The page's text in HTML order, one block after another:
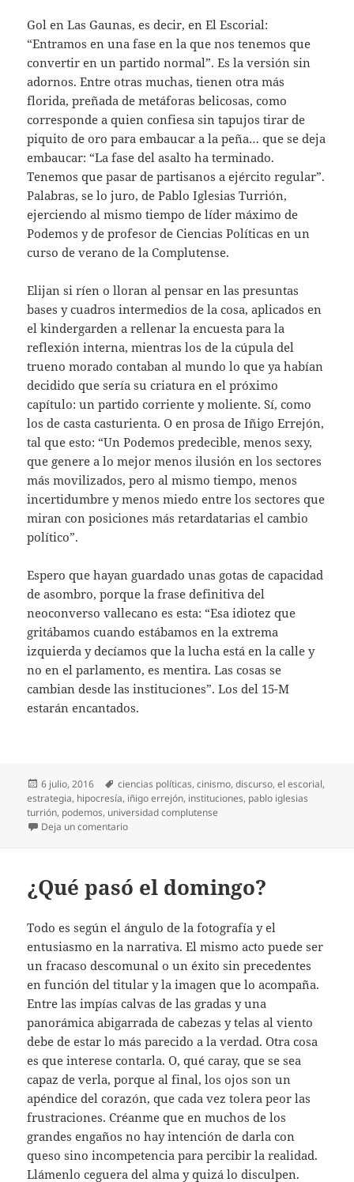
Gol en Las Gaunas, es decir, en El Escorial:
“Entramos en una fase en la que nos tenemos que
convertir en un partido normal”. Es la versión sin
adornos. Entre otras muchas, tienen otra más
florida, preñada de metáforas belicosas, como
corresponde a quien confiesa sin tapujos tirar de
piquito de oro para embaucar a la peña… que se deja
embaucar: “La fase del asalto ha terminado.
Tenemos que pasar de partisanos a ejército regular”.
Palabras, se lo juro, de Pablo Iglesias Turrión,
ejerciendo al mismo tiempo de líder máximo de
Podemos y de profesor de Ciencias Políticas en un
curso de verano de la Complutense.
Elijan si ríen o lloran al pensar en las presuntas
bases y cuadros intermedios de la cosa, aplicados en
el kindergarden a rellenar la encuesta para la
reflexión interna, mientras los de la cúpula del
trueno morado contaban al mundo lo que ya habían
decidido que sería su criatura en el próximo
capítulo: un partido corriente y moliente. Sí, como
los de casta casturienta. O en prosa de Iñigo Errejón,
tal que esto: “Un Podemos predecible, menos sexy,
que genere a lo mejor menos ilusión en los sectores
más movilizados, pero al mismo tiempo, menos
incertidumbre y menos miedo entre los sectores que
miran con posiciones más retardatarias el cambio
político”.
Espero que hayan guardado unas gotas de capacidad
de asombro, porque la frase definitiva del
neoconverso vallecano es esta: “Esa idiotez que
gritábamos cuando estábamos en la extrema
izquierda y decíamos que la lucha está en la calle y
no en el parlamento, es mentira. Las cosas se
cambian desde las instituciones”. Los del 15-M
estarán encantados.
Publicado
el
6 julio, 2016 Etiquetas
ciencias políticas,cinismo,discurso,el escorial,
estrategia, hipocresía, iñigo errejón, instituciones, pablo iglesias
turrión, podemos, universidad complutense
Deja un comentarioen Un partido normal
¿Qué pasó el domingo?
Todo es según el ángulo de la fotografía y el
entusiasmo en la narrativa. El mismo acto puede ser
un fracaso descomunal o un éxito sin precedentes
en función del titular y la imagen que lo acompaña.
Entre las impías calvas de las gradas y una
panorámica abigarrada de cabezas y telas al viento
debe de estar lo más parecido a la verdad. Otra cosa
es que interese contarla. O, qué caray, que se sea
capaz de verla, porque al final, los ojos son un
apéndice del corazón, que cada vez tolera peor las
frustraciones. Créanme que en muchos de los
grandes engaños no hay intención de darla con
queso sino incompetencia para percibir la realidad.
Llámenlo ceguera del alma y quizá lo disculpen.